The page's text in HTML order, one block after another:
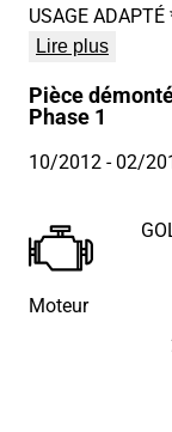
USAGE ADAPTÉ
Lire plus
Pièce
Phase 1
10/2012- 02/
Moteur